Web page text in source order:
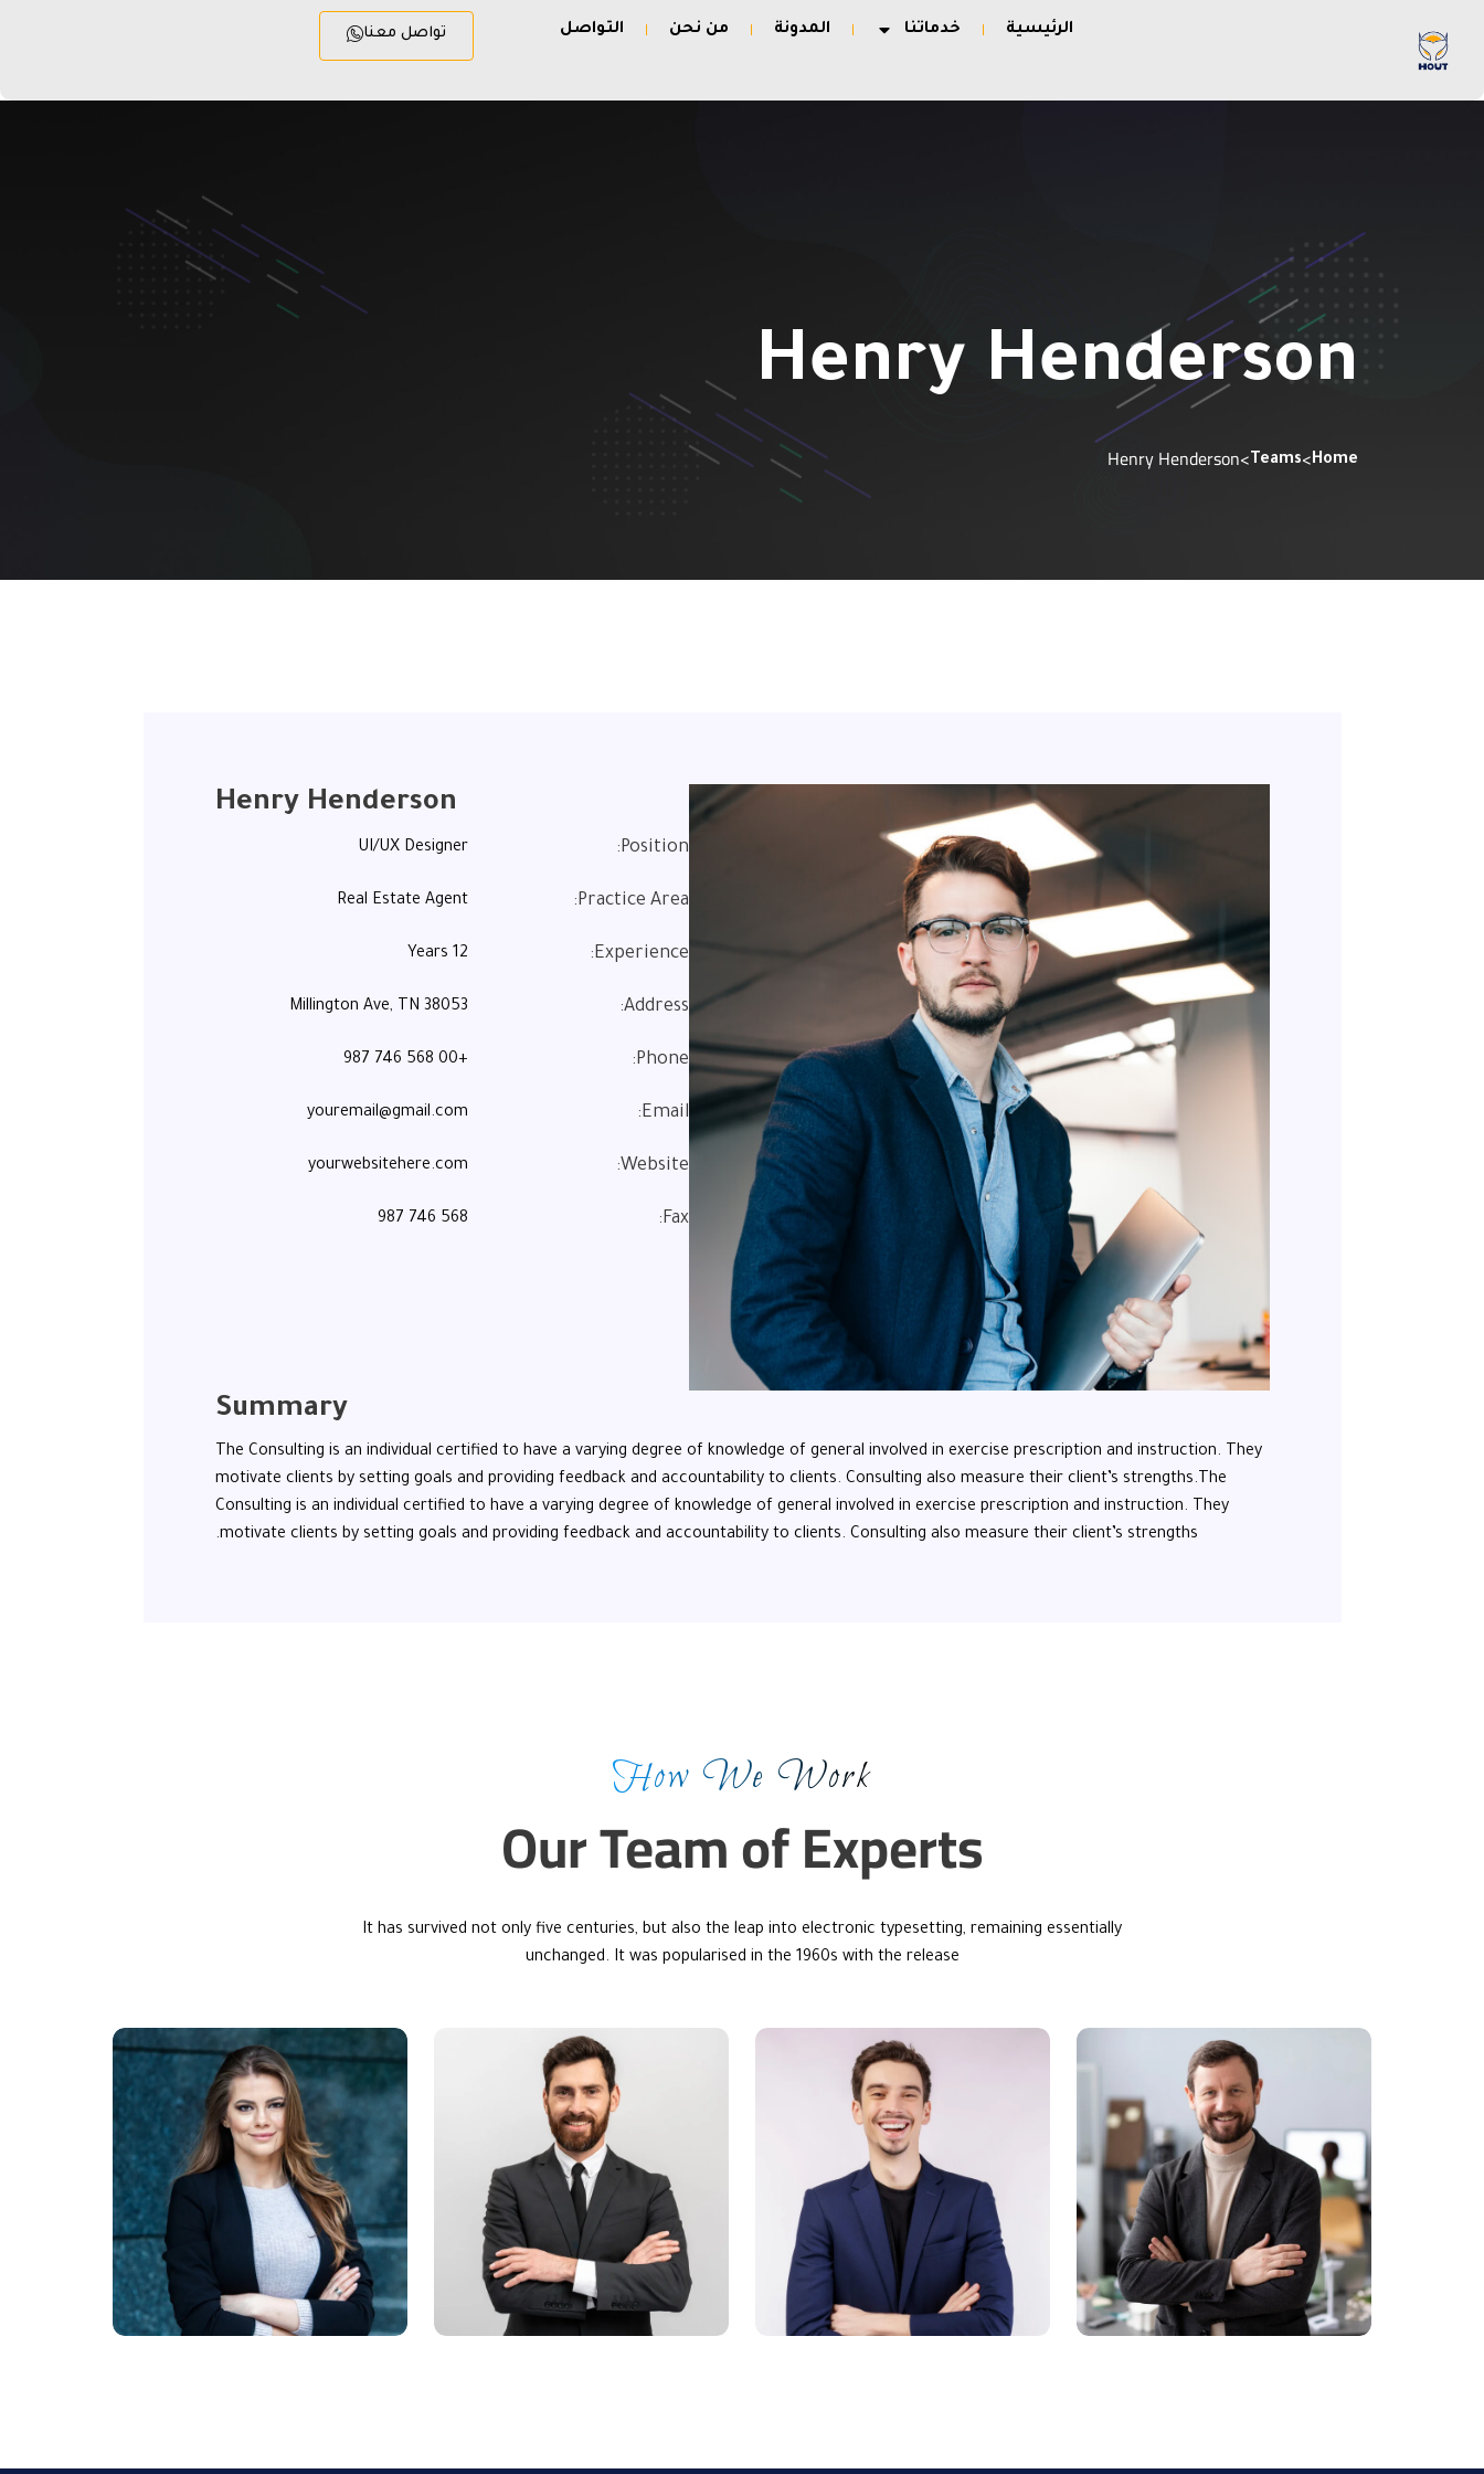
الرئيسية خدماتنا المدونة من نحن التواصل تواصل معنا
Henry Henderson
Home
>
Teams
>
Henry Henderson
Henry Henderson
Position:
UI/UX Designer
Practice Area:
Real Estate Agent
Experience:
12 Years
Address:
Millington Ave, TN 38053
Phone:
+00 568 746 987
Email:
youremail@gmail.com
Website:
yourwebsitehere.com
Fax:
568 746 987
Summary​
The Consulting is an individual certified to have a varying degree of knowledge of general involved in exercise prescription and instruction. They
motivate clients by setting goals and providing feedback and accountability to clients. Consulting also measure their client’s strengths.The
Consulting is an individual certified to have a varying degree of knowledge of general involved in exercise prescription and instruction. They
motivate clients by setting goals and providing feedback and accountability to clients. Consulting also measure their client’s strengths.
How We Work
Our Team of Experts
It has survived not only five centuries, but also the leap into electronic typesetting, remaining essentially
unchanged. It was popularised in the 1960s with the release